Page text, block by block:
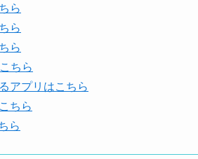
ら
ら
ら
ちら
アプリはこちら
ちら
ら